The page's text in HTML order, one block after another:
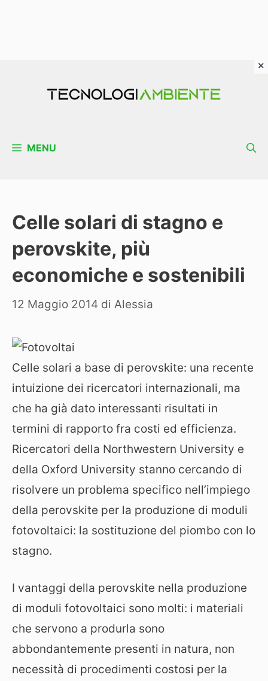
MENU
Celle solari di stagno e
perovskite, più
economiche e sostenibili
12 Maggio 2014 di Alessia
Celle solari a base di perovskite: una recente
intuizione dei ricercatori internazionali, ma
che ha già dato interessanti risultati in
termini di rapporto fra costi ed efficienza.
Ricercatori della Northwestern University e
della Oxford University stanno cercando di
risolvere un problema specifico nell’impiego
della perovskite per la produzione di moduli
fotovoltaici: la sostituzione del piombo con lo
stagno.
I vantaggi della perovskite nella produzione
di moduli fotovoltaici sono molti: i materiali
che servono a produrla sono
abbondantemente presenti in natura, non
necessità di procedimenti costosi per la